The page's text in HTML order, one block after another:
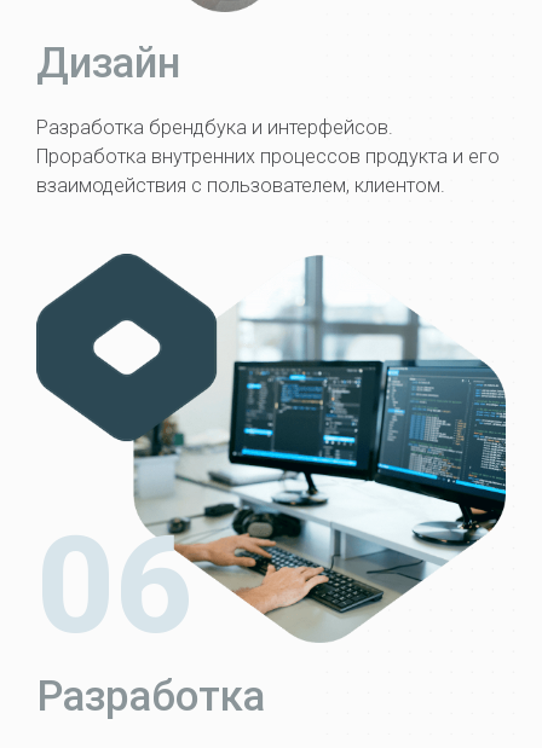
Дизайн
Разработка брендбука и интерфейсов.
Проработка внутренних процессов продукта и его
взаимодействия с пользователем, клиентом.
Разработка
06